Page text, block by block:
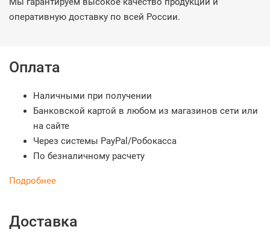
оперативную доставку по всей России.
Оплата
Наличными при получении
Банковской картой в любом из магазинов сети или
на сайте
Через системы PayPal/Робокасса
По безналичному расчету
Подробнее
Доставка